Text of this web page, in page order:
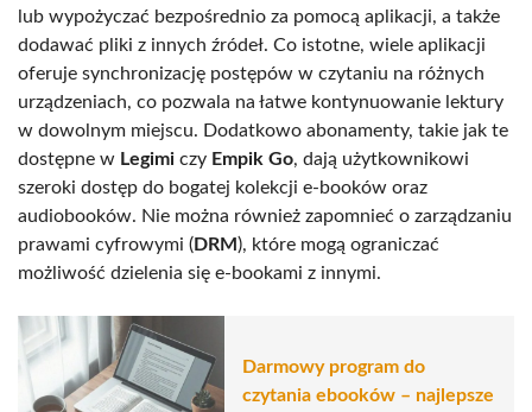
lub wypożyczać bezpośrednio za pomocą aplikacji, a także
dodawać pliki z innych źródeł. Co istotne, wiele aplikacji
oferuje synchronizację postępów w czytaniu na różnych
urządzeniach, co pozwala na łatwe kontynuowanie lektury
w dowolnym miejscu. Dodatkowo abonamenty, takie jak te
dostępne w Legimi czy Empik Go, dają użytkownikowi
szeroki dostęp do bogatej kolekcji e-booków oraz
audiobooków. Nie można również zapomnieć o zarządzaniu
prawami cyfrowymi (DRM ), które mogą ograniczać
możliwość dzielenia się e-bookami z innymi.
Darmowy program do
czytania ebooków – najlepsze